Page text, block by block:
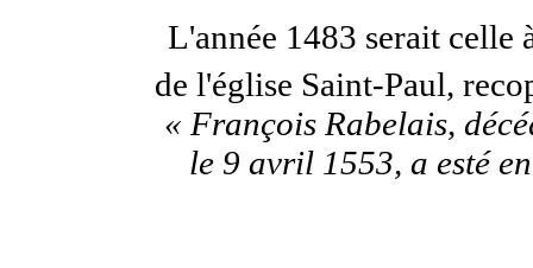
L'année 1483 serait celle
de l'église Saint-Paul,
« François Rabelais,
le 9 avril 1553, a esté